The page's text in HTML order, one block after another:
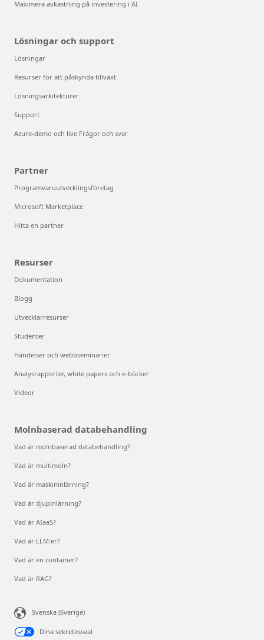
Maximera avkastning på investering i AI
Lösningar och support
Lösningar
Resurser för att påskynda tillväxt
Lösningsarkitekturer
Support
Azure-demo och live Frågor och svar
Partner
Programvaruutvecklingsföretag
Microsoft Marketplace
Hitta en partner
Resurser
Dokumentation
Blogg
Utvecklarresurser
Studenter
Händelser och webbseminarier
Analysrapporter, white papers och e-böcker
Videor
Molnbaserad databehandling
Vad är molnbaserad databehandling?
Vad är multimoln?
Vad är maskininlärning?
Vad är djupinlärning?
Vad är AIaaS?
Vad är LLM:er?
Vad är en container?
Vad är RAG?
Svenska (Sverige)
Dina sekretessval